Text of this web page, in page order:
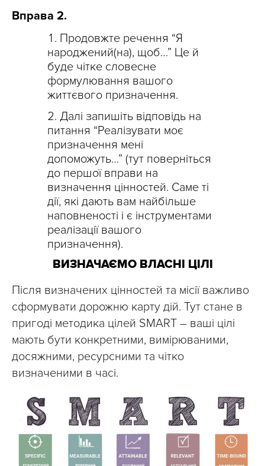
Вправа 2.
Продовжте речення “Я
народжений(на), щоб…” Це й
буде чітке словесне
формулювання вашого
життєвого призначення.
Далі запишіть відповідь на
питання “Реалізувати моє
призначення мені
допоможуть…” (тут поверніться
до першої вправи на
визначення цінностей. Саме ті
дії, які дають вам найбільше
наповненості і є інструментами
реалізації вашого
призначення).
ВИЗНАЧАЄМО ВЛАСНІ ЦІЛІ
Після визначених цінностей та місії важливо
сформувати дорожню карту дій. Тут стане в
пригоді методика цілей SMART – ваші цілі
мають бути конкретними, вимірюваними,
досяжними, ресурсними та чітко
визначеними в часі.